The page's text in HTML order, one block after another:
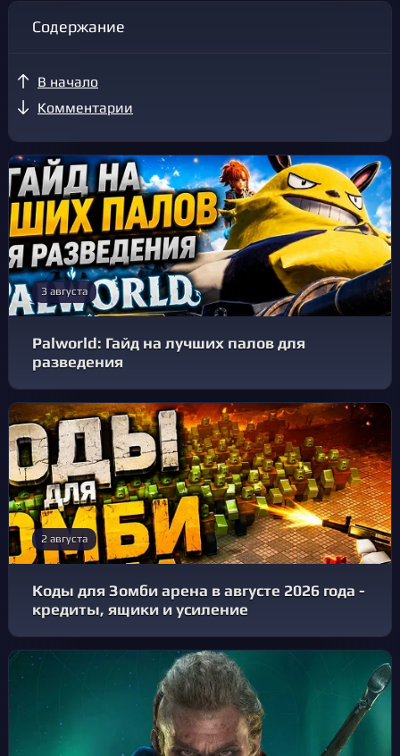
Содержание
В начало
Комментарии
3 августа
Palworld: Гайд на лучших палов для
разведения
2 августа
Коды для Зомби арена в августе 2026 года -
кредиты, ящики и усиление